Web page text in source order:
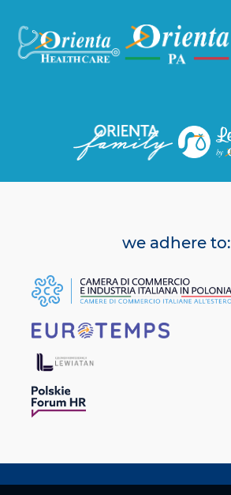
we adhere to: